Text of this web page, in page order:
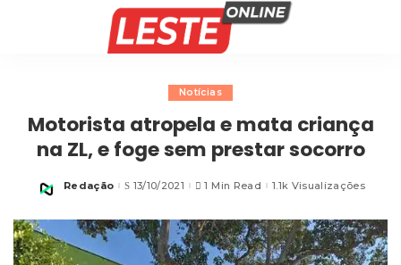
Notícias
Motorista atropela e mata criança
na ZL, e foge sem prestar socorro
Posted
Redação 13/10/2021 1 Min Read 1.1k Visualizações